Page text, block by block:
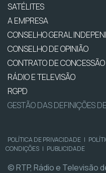
SATÉLITES
A EMPRESA
CONSELHO GERAL
CONSELHO DE OPINIÃO
CONTRATO DE
RÁDIO E TELEVISÃO
RGPD
GESTÃO DAS DEFINIÇÕES
POLÍTICA DE PRIVACIDADE |
CONDIÇÕES | PUBLICIDADE
© RTP, Rádio e Televisão